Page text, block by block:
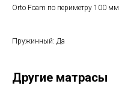
Orto Foam по периметру 100 мм
Пружинный: Да
Другие матрасы